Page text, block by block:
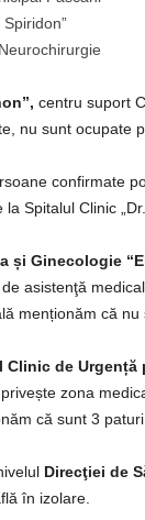
centru suport
nu sunt ocupate
confirmate
Spitalul Clinic
și Ginecologie
asistenţă
menționăm că nu
Clinic de Urgență
zona
că sunt 3
Direcţiei de
în izolare.